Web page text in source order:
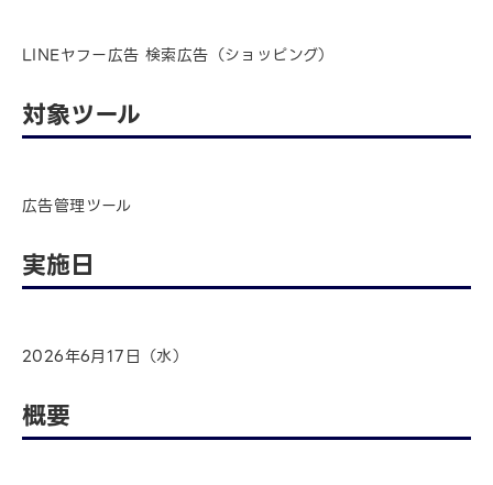
LINEヤフー広告 検索広告（ショッピング）
対象ツール
広告管理ツール
実施日
2026年6月17日（水）
概要